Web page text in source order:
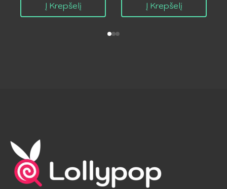
Į Krepšelį Į Krepšelį